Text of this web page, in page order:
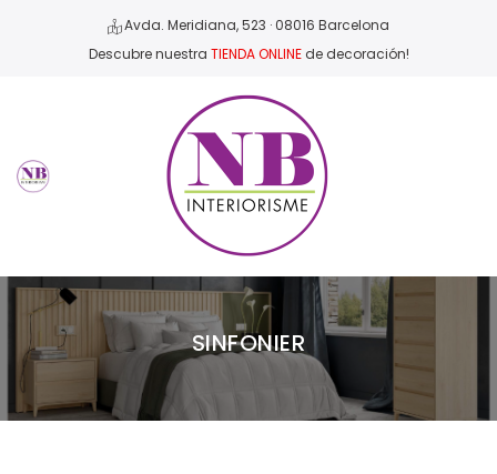
Avda. Meridiana, 523 · 08016 Barcelona
Descubre nuestra TIENDA ONLINEde decoración!
SINFONIER